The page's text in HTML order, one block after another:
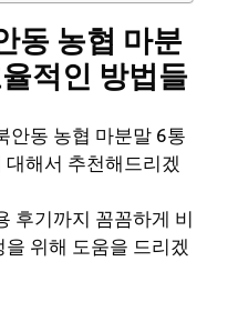
동 농협 마분
적인 방법들
안동 농협 마분말 6통
해서 추천해드리겠
후기까지 꼼꼼하게 비
위해 도움을 드리겠